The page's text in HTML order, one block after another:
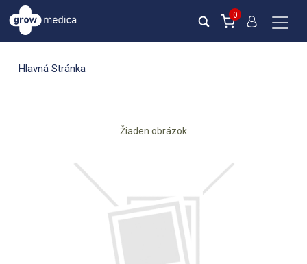
0
Hlavná Stránka
Žiaden obrázok